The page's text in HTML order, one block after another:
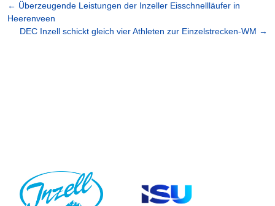
← Überzeugende Leistungen der Inzeller Eisschnellläufer in
Heerenveen
DEC Inzell schickt gleich vier Athleten zur Einzelstrecken-WM →